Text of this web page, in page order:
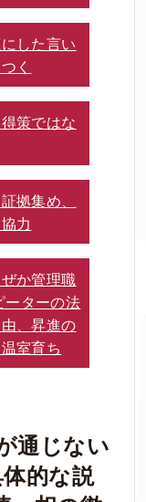
した言い
く
策ではな
拠集め、
力
か管理職
ーターの法
、昇進の
室育ち
通じない
的な説